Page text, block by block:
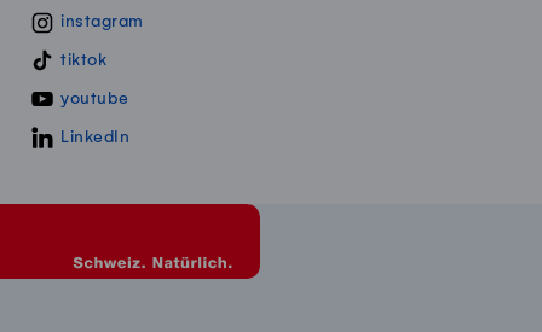
instagram
tiktok
youtube
LinkedIn